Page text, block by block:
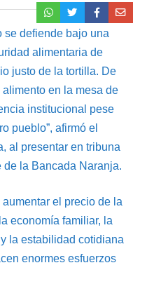
se defiende bajo una
alimentaria de
justo de la tortilla. De
en la mesa de
institucional pese
pueblo”, afirmó el
al presentar en tribuna
de la Bancada Naranja.
el precio de la
economía familiar, la
la estabilidad cotidiana
enormes esfuerzos